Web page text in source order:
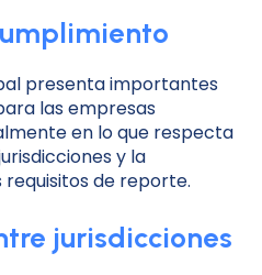
presenta importantes
las empresas
en lo que respecta
y la
de reporte.
jurisdicciones